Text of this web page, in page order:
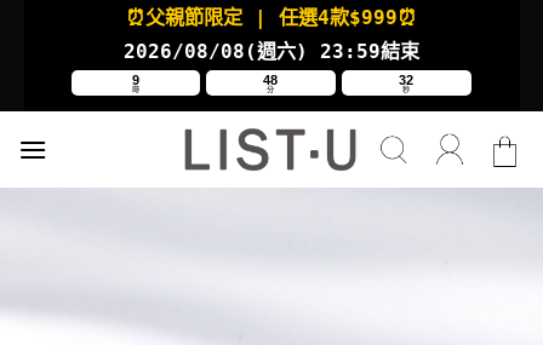
⏰父親節限定 | 任選4款$999⏰
2026/08/08(週六) 23:59結束
9
時
48
分
31
秒